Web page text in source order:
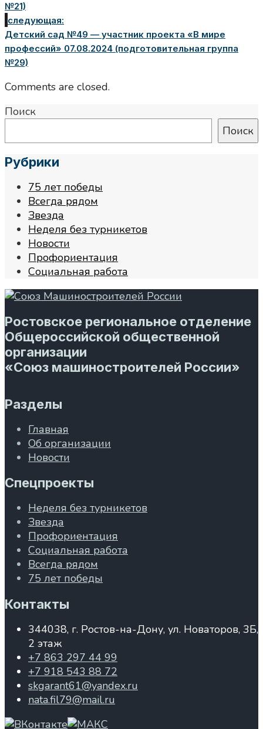
№21)
следующая:
Детский сад №49 — участник проекта «В мире
профессий» 07.08.2024 (подготовительная группа
№29)
Comments are closed.
Поиск
Поиск
Рубрики
75 лет победы
Всегда рядом
Звезда
Неделя без турникетов
Новости
Профориентация
Социальная работа
Ростовское региональное отделение
Общероссийской общественной
организации
«Союз машиностроителей России»
Разделы
Главная
Об организации
Новости
Спецпроекты
Неделя без турникетов
Звезда
Профориентация
Социальная работа
Всегда рядом
75 лет победы
Контакты
344038, г. Ростов-на-Дону, ул. Новаторов, 3Б,
2 этаж
+7 863 297 44 99
+7 918 543 88 72
skgarant61@yandex.ru
nata.fil79@mail.ru